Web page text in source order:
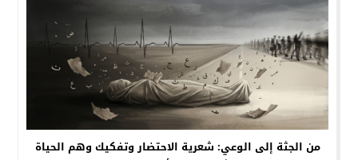
من الجثة إلى الوعي: شعرية الاحتضار وتفكيك وهم الحياة